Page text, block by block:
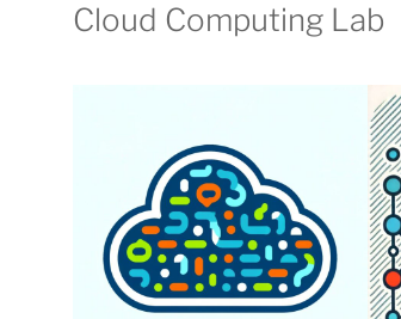
Cloud Computing Lab